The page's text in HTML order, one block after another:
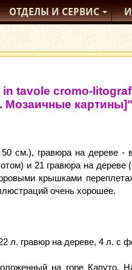
ОТДЕЛЫИ СЕРВИС
tavole cromo-
Мозаичные картины]"
см.), гравюра на дереве -
и 21 гравюра на
крышками
очень хорошее.
л. гравюр на дереве, 4 л. с
на горе Капуто.